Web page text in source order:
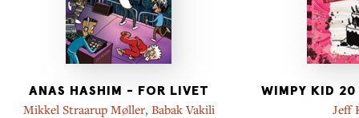
ANAS HASHIM - FOR LIVET
Mikkel Straarup Møller, Babak Vakili
WIMPY KID 20
Jeff